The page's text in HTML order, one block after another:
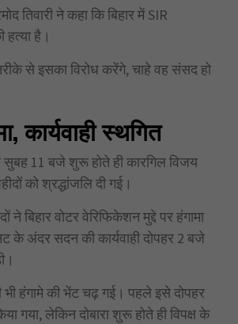
तिवारी ने कहा कि बिहार में SIR
हत्या है।
से इसका विरोध करेंगे, चाहे वह संसद हो
कार्यवाही स्थगित
सुबह 11 बजे शुरू होते ही कारगिल विजय
को श्रद्धांजलि दी गई।
ने बिहार वोटर वेरिफिकेशन मुद्दे पर हंगामा
के अंदर सदन की कार्यवाही दोपहर 2 बजे
भी हंगामे की भेंट चढ़ गई। पहले इसे दोपहर
गया, लेकिन दोबारा शुरू होते ही विपक्ष के